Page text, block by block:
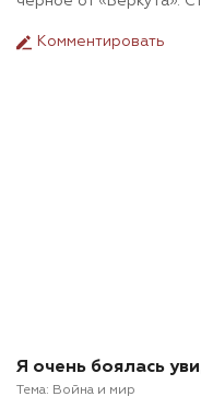
Комментировать
Я очень боялась
Тема: Война и мир